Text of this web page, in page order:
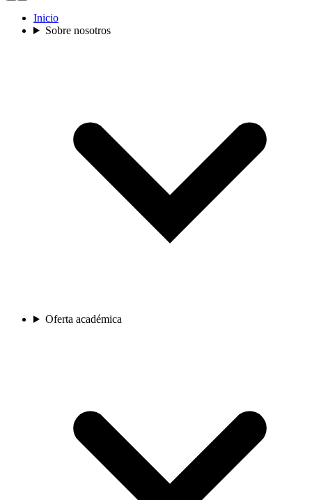
Inicio
Sobre nosotros
Oferta académica